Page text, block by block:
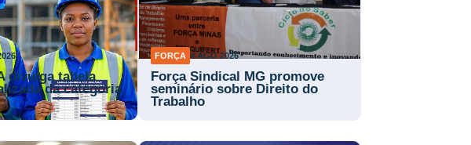
divulga tabela
da categoria
FORÇA 4 AGO 2026
Força Sindical MG promove
seminário sobre Direito do
Trabalho